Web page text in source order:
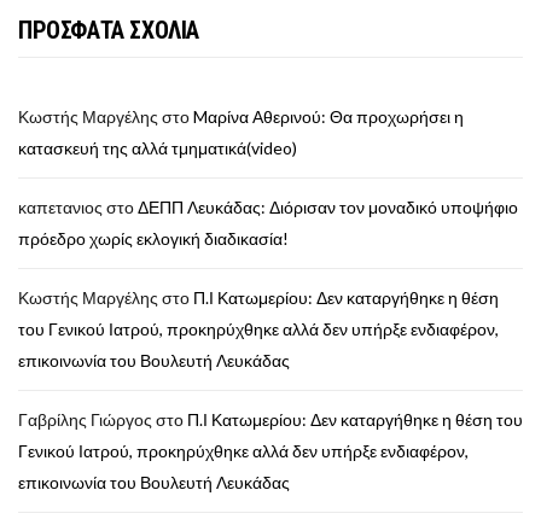
ΠΡΟΣΦΑΤΑ ΣΧΟΛΙΑ
Κωστής Μαργέλης στοMαρίνα Αθερινού: Θα προχωρήσει η
κατασκευή της αλλά τμηματικά(video)
καπετανιος στοΔΕΠΠ Λευκάδας: Διόρισαν τον μοναδικό υποψήφιο
πρόεδρο χωρίς εκλογική διαδικασία!
Κωστής Μαργέλης στο Π.Ι Κατωμερίου: Δεν καταργήθηκε η θέση
του Γενικού Ιατρού, προκηρύχθηκε αλλά δεν υπήρξε ενδιαφέρον,
επικοινωνία του Βουλευτή Λευκάδας
Γαβρίλης Γιώργος στο Π.Ι Κατωμερίου: Δεν καταργήθηκε η θέση του
Γενικού Ιατρού, προκηρύχθηκε αλλά δεν υπήρξε ενδιαφέρον,
επικοινωνία του Βουλευτή Λευκάδας